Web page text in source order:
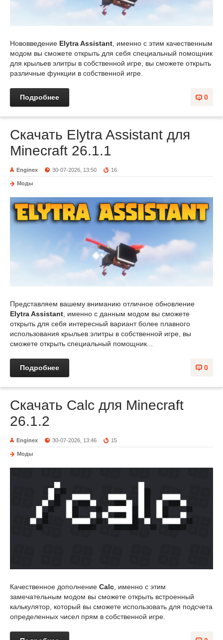
Нововведение Elytra Assistant , именно с этим качественным
модом вы сможете открыть для себя специальный помощник
для крыльев элитры в собственной игре, вы сможете открыть
различные функции в собственной игре.
0
Подробнее
Скачать Elytra Assistant для
Minecraft 26.1.1
Enginex 30-07-2026, 13:50 16
Моды
Представляем вашему вниманию отличное обновление
Elytra Assistant , именно с данным модом вы сможете
открыть для себя интересный вариант более плавного
использования крыльев элитры в собственной игре, вы
сможете открыть специальный помощник...
0
Подробнее
Скачать Calc для Minecraft
26.1.2
Enginex 30-07-2026, 13:46 15
Моды
Качественное дополнение Calc , именно с этим
замечательным модом вы сможете открыть встроенный
калькулятор, который вы сможете использовать для подсчета
определенных чисел прям в собственной игре.